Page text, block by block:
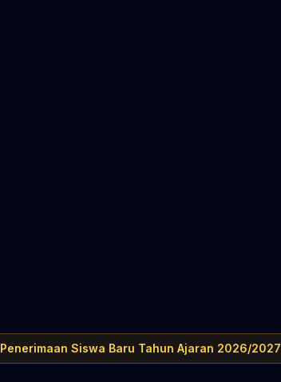
Penerimaan Siswa Baru Tahun Ajaran 2026/2027